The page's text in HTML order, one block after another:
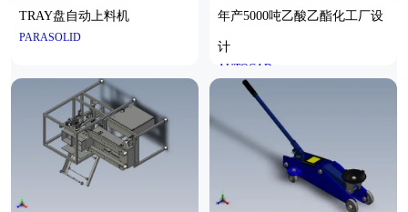
TRAY盘自动上料机
PARASOLID
年产5000吨乙酸乙酯化工厂设
计
AUTOCAD